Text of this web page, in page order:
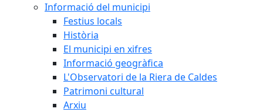
Informació del municipi
Festius locals
Història
El municipi en xifres
Informació geogràfica
L'Observatori de la Riera de Caldes
Patrimoni cultural
Arxiu